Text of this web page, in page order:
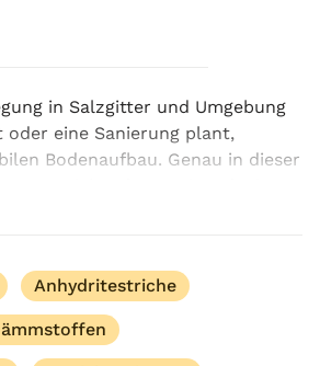
in Salzgitter und Umgebung
oder eine Sanierung plant,
Bodenaufbau. Genau in dieser
Estrichverlegung in Salzgitter
Anhydritestriche